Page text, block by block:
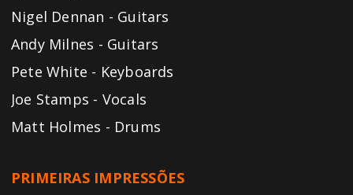
Nigel Dennan - Guitars
Andy Milnes - Guitars
Pete White - Keyboards
Joe Stamps - Vocals
Matt Holmes - Drums
PRIMEIRAS IMPRESSÕES